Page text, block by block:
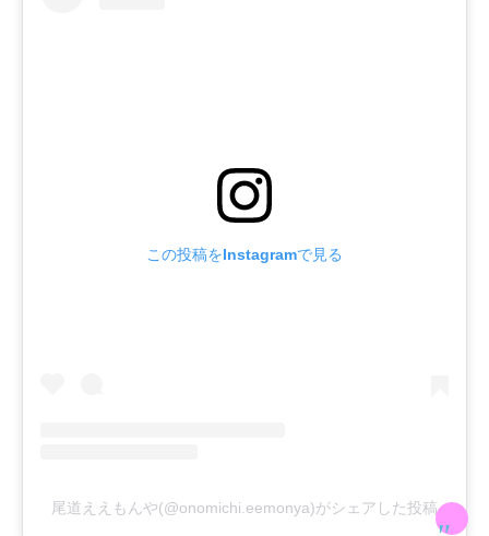
この投稿をInstagramで見る
尾道ええもんや(@onomichi.eemonya)がシェアした投稿